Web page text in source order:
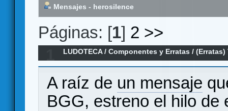
Mensajes - herosilence
Páginas: [1] 2 >>
LUDOTECA/Componentes y Erratas /(Erratas)
la Segunda Era
A raíz de un mensaje
BGG, estreno el hilo de